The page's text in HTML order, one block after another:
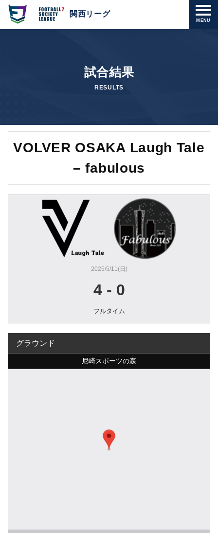
MENU
関西リーグ
試合結果
RESULTS
VOLVER OSAKA Laugh Tale
– fabulous
2025/5/11(日)
4- 0
フルタイム
グラウンド
尼崎スポーツの森